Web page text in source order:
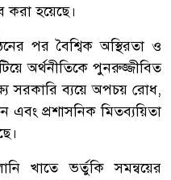
করা হয়েছে।
পর বৈশ্বিক অস্থিরতা ও
অর্থনীতিকে পুনরুজ্জীবিত
সরকারি ব্যয়ে অপচয় রোধ,
এবং প্রশাসনিক মিতব্যয়িতা
খাতে ভর্তুকি সমন্বয়ের